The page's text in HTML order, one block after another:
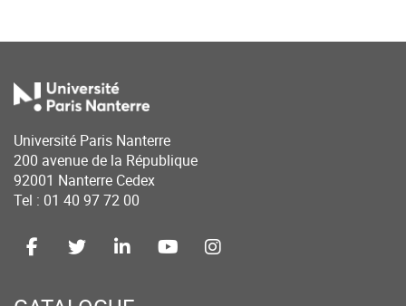
Université Paris Nanterre
200 avenue de la République
92001 Nanterre Cedex
Tel : 01 40 97 72 00